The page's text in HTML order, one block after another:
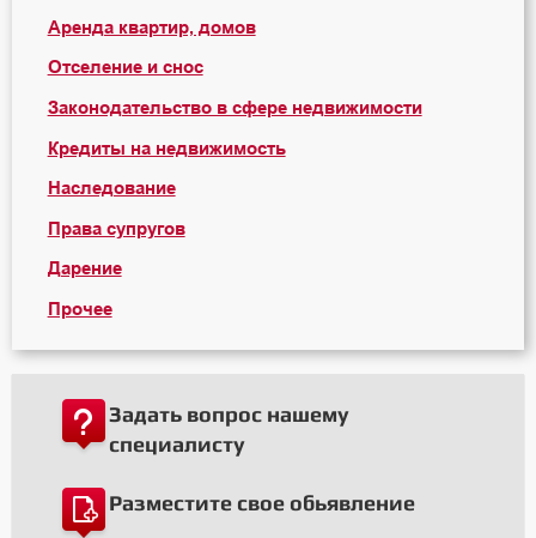
Аренда квартир, домов
Отселение и снос
Законодательство в сфере недвижимости
Кредиты на недвижимость
Наследование
Права супругов
Дарение
Прочее
Задать вопрос нашему
специалисту
Разместите свое обьявление